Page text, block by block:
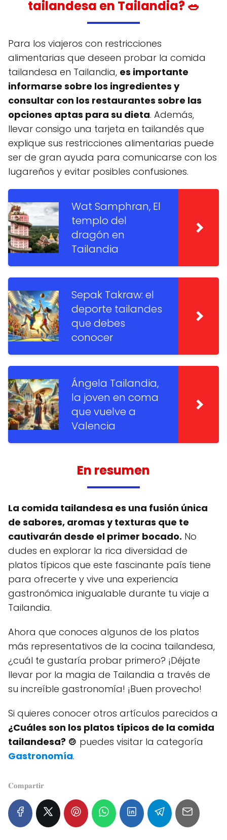
tailandesa en Tailandia? 🥗
Para los viajeros con restricciones
alimentarias que deseen probar la comida
tailandesa en Tailandia, es importante
informarse sobre los ingredientes y
consultar con los restaurantes sobre las
opciones aptas para su dieta. Además,
llevar consigo una tarjeta en tailandés que
explique sus restricciones alimentarias puede
ser de gran ayuda para comunicarse con los
lugareños y evitar posibles confusiones.
Wat Samphran, El
templo del
dragón en
Tailandia
Sepak Takraw: el
deporte tailandes
que debes
conocer
Ángela Tailandia,
la joven en coma
que vuelve a
Valencia
En resumen
La comida tailandesa es una fusión única
de sabores, aromas y texturas que te
cautivarán desde el primer bocado. No
dudes en explorar la rica diversidad de
platos típicos que este fascinante país tiene
para ofrecerte y vive una experiencia
gastronómica inigualable durante tu viaje a
Tailandia.
Ahora que conoces algunos de los platos
más representativos de la cocina tailandesa,
¿cuál te gustaría probar primero? ¡Déjate
llevar por la magia de Tailandia a través de
su increíble gastronomía! ¡Buen provecho!
Si quieres conocer otros artículos parecidos a
¿Cuáles son los platos típicos de la comida
tailandesa? 🍲 puedes visitar la categoría
Gastronomía.
𝐂𝐨𝐦𝐩𝐚𝐫𝐭𝐢𝐫